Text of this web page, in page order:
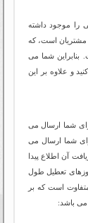
را موجود داشته
مشتریان است، که
شما می
و علاوه بر این
شما ارسال می
شما ارسال می
آن اطلاع پیدا
۳ الی ۴ روز به غیر از روزهای تعطیل طول
است که بر
باشد: